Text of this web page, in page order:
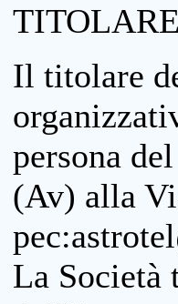
Il titolare
persona
(Av) alla
La Società